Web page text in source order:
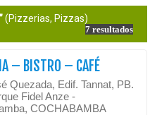
(Pizzerias, Pizzas)
7 resultados
– BISTRO – CAFÉ
Quezada, Edif. Tannat, PB.
Fidel Anze -
COCHABAMBA